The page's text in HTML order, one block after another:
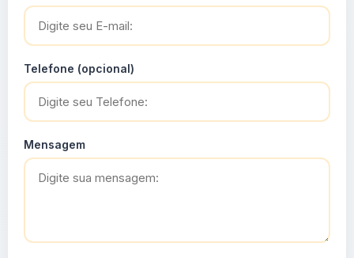
Telefone (opcional)
Mensagem